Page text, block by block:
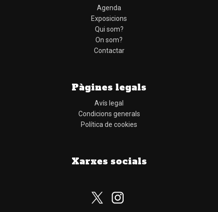
Agenda
Exposicions
Qui som?
On som?
Contactar
Pàgines legals
Avís legal
Condicions generals
Política de cookies
Xarxes socials